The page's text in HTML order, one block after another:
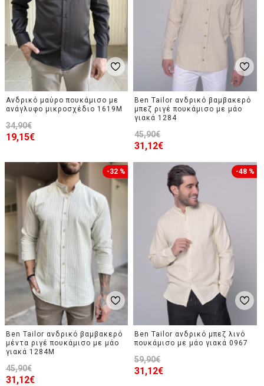
Ανδρικό μαύρο πουκάμισο με
ανάγλυφο μικροσχέδιο 1619M
19,15€
34,90€
Ben Tailor ανδρικό βαμβακερό
μπεζ ριγέ πουκάμισο με μάο
γιακά 1284
31,12€
45,90€
-32 %
Ben Tailor ανδρικό βαμβακερό
μέντα ριγέ πουκάμισο με μάο
γιακά 1284M
31,12€
45,90€
-48 %
Ben Tailor ανδρικό μπεζ λινό
πουκάμισο με μάο γιακά 0967
31,12€
59,90€